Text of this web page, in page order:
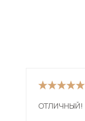
ОТЛИЧНЫЙ!